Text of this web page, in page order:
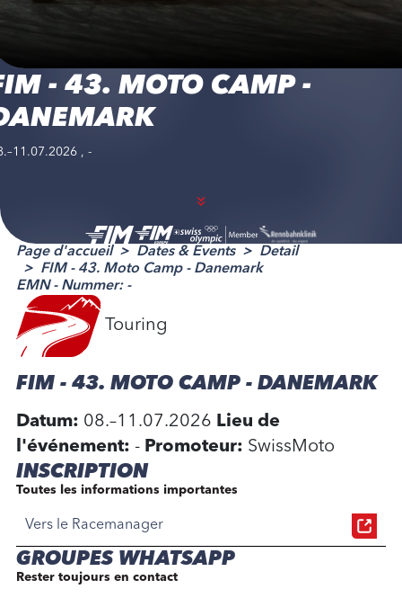
- 43. MOTO CAMP -
, -
Page d'accueil Dates & Events
Detail
FIM - 43. Moto Camp - Danemark
EMN - Nummer: -
Touring
FIM - 43. MOTO CAMP - DANEMARK
Datum: 08.–11.07.2026 Lieu de
l'événement: - Promoteur: SwissMoto
INSCRIPTION
Toutes les informations importantes
Vers le Racemanager
GROUPES WHATSAPP
Rester toujours en contact